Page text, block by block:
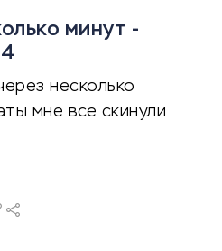
минут -
несколько
мне все скинули